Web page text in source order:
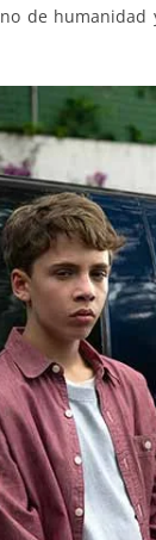
de humanidad